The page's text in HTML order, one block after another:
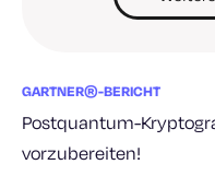
GARTNER®-BERICHT
Postquantum-
vorzubereiten!